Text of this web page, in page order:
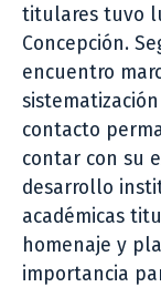
titulares tuvo
Concepción.
encuentro
contacto
contar con su
desarrollo
académicas
homenaje y
importancia